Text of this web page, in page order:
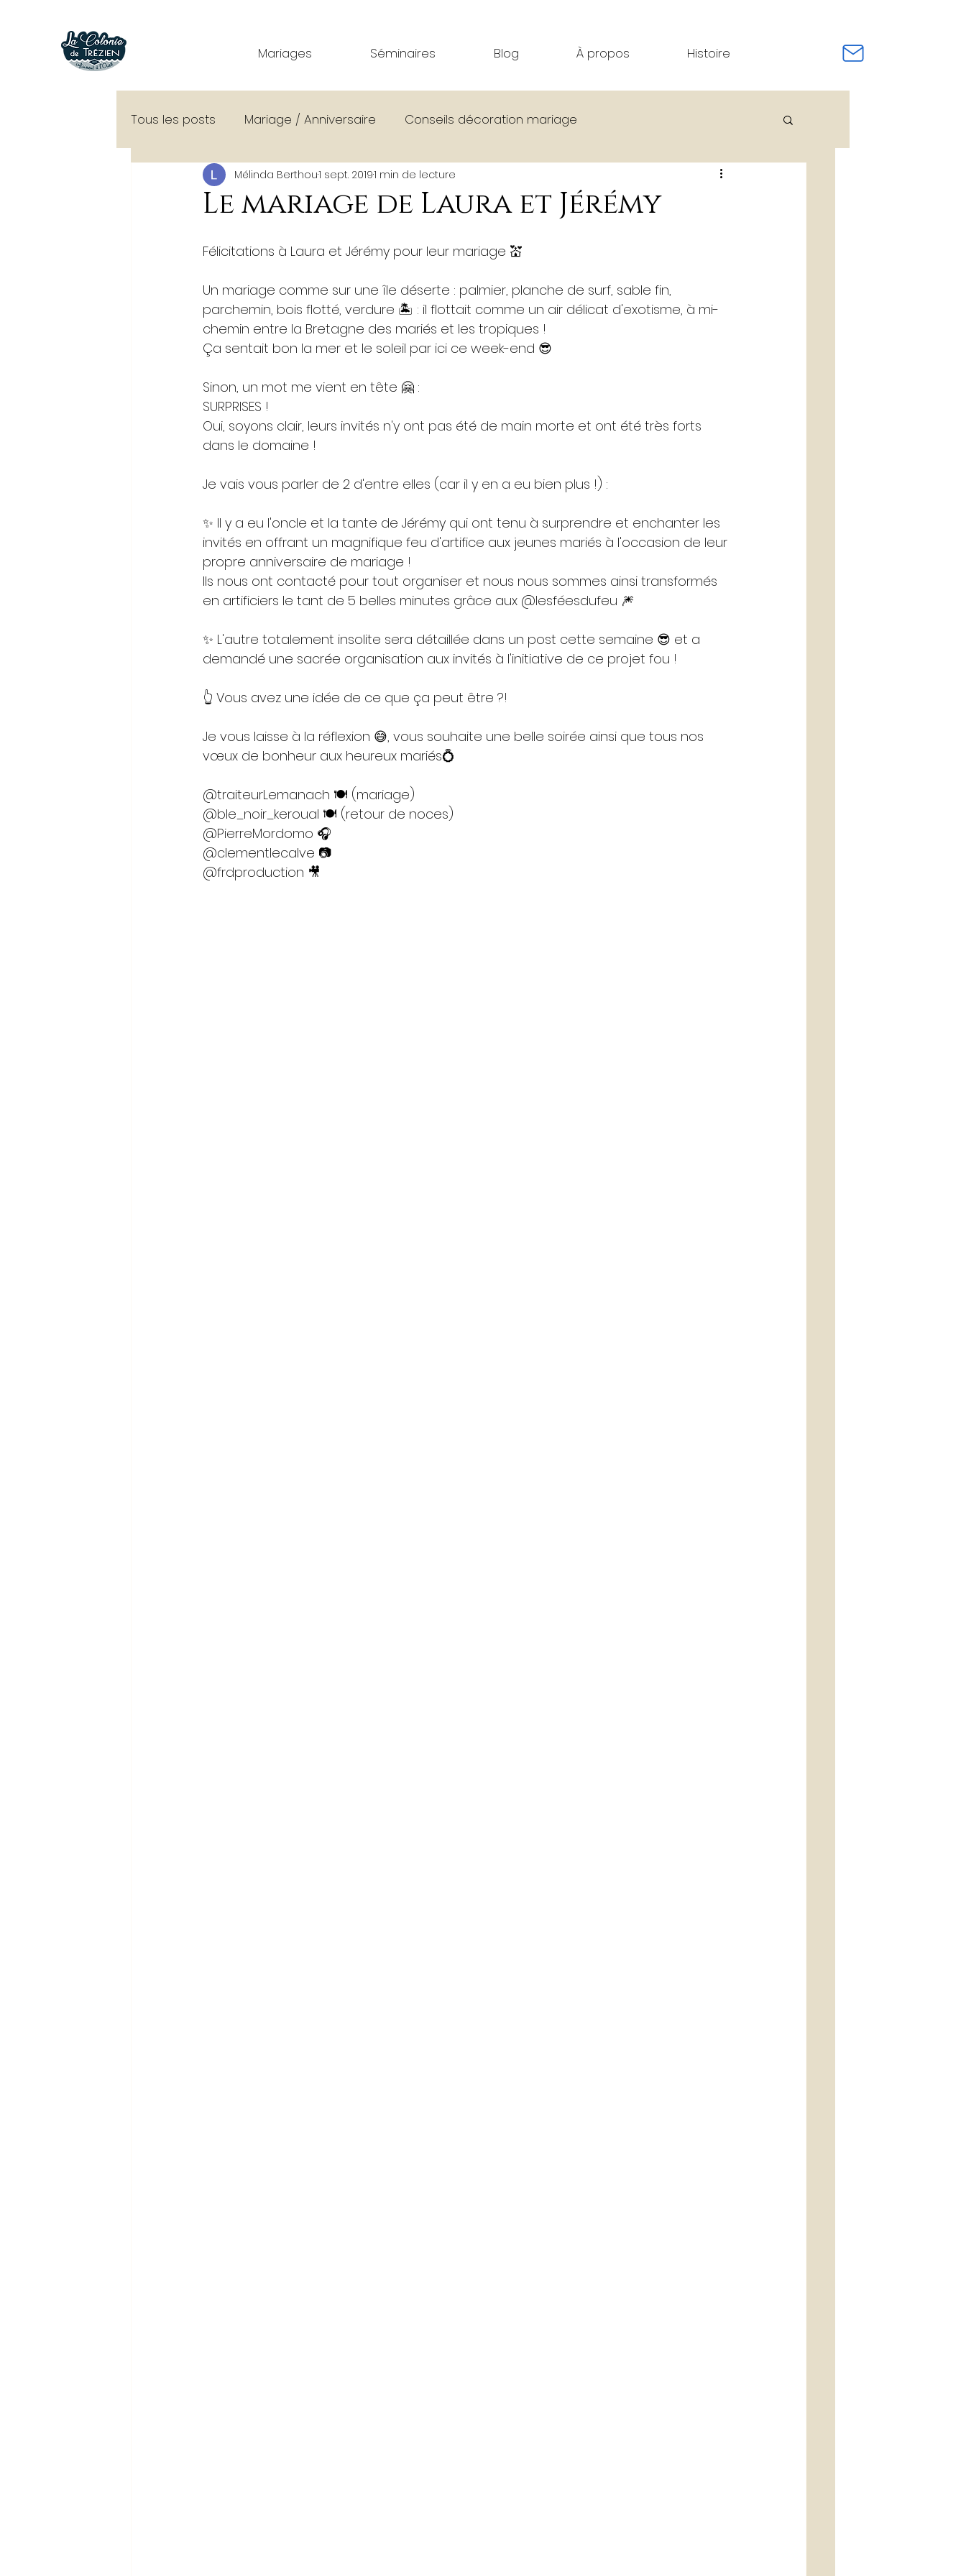
Mariages Séminaires Blog À propos Histoire
Tous les posts Mariage / Anniversaire Conseils décoration mariage
Conseils organisation mariage Bar Effet Mer
Shooting
Le mariage de Laura et Jérémy
Mélinda Berthou1 sept. 20191 min de lecture
Félicitations à Laura et Jérémy pour leur mariage 💒
Un mariage comme sur une île déserte : palmier, planche de surf, sable fin,
parchemin, bois flotté, verdure 🏝️ : il flottait comme un air délicat d'exotisme, à mi-
chemin entre la Bretagne des mariés et les tropiques !
Ça sentait bon la mer et le soleil par ici ce week-end 😎
Sinon, un mot me vient en tête 🤗 :
SURPRISES !
Oui, soyons clair, leurs invités n'y ont pas été de main morte et ont été très forts
dans le domaine !
Je vais vous parler de 2 d'entre elles (car il y en a eu bien plus !) :
✨ Il y a eu l'oncle et la tante de Jérémy qui ont tenu à surprendre et enchanter les
invités en offrant un magnifique feu d'artifice aux jeunes mariés à l'occasion de leur
propre anniversaire de mariage !
Ils nous ont contacté pour tout organiser et nous nous sommes ainsi transformés
en artificiers le tant de 5 belles minutes grâce aux @lesféesdufeu 🎆
✨ L'autre totalement insolite sera détaillée dans un post cette semaine 😎 et a
demandé une sacrée organisation aux invités à l'initiative de ce projet fou !
👆 Vous avez une idée de ce que ça peut être ?!
Je vous laisse à la réflexion 😅, vous souhaite une belle soirée ainsi que tous nos
vœux de bonheur aux heureux mariés💍
@traiteurLemanach 🍽️ (mariage)
@ble_noir_keroual 🍽️ (retour de noces)
@PierreMordomo 🎧
@clementlecalve 📷
@frdproduction 🎥